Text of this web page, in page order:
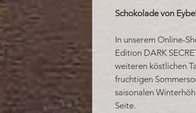
Schokolade von Eybel
In unserem Online-
Edition DARK
weiteren köstlichen
fruchtigen
saisonalen
Seite.